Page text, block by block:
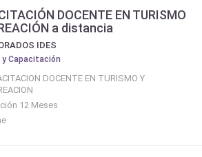
DOCENTE EN TURISMO
a distancia
IDES
y Capacitación
DOCENTE EN TURISMO Y
12 Meses